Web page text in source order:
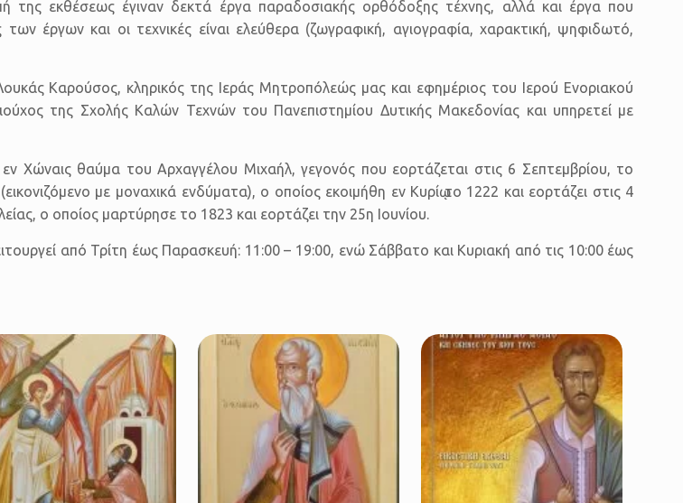
της εκθέσεως έγιναν δεκτά έργα παραδοσιακής ορθόδοξης τέχνης, αλλά και έργα που
έργων και οι τεχνικές είναι ελεύθερα (ζωγραφική, αγιογραφία, χαρακτική, ψηφιδωτό,
Καρούσος, κληρικός της Ιεράς Μητροπόλεώς μας και εφημέριος του Ιερού Ενοριακού
της Σχολής Καλών Τεχνών του Πανεπιστημίου Δυτικής Μακεδονίας και υπηρετεί με
Χώναις θαύμα του Αρχαγγέλου Μιχαήλ, γεγονός που εορτάζεται στις 6 Σεπτεμβρίου, το
με μοναχικά ενδύματα), ο οποίος εκοιμήθη εν Κυρίῳ το 1222 και εορτάζει στις 4
ο οποίος μαρτύρησε το 1823 και εορτάζει την 25η Ιουνίου.
από Τρίτη έως Παρασκευή: 11:00 – 19:00, ενώ Σάββατο και Κυριακή από τις 10:00 έως